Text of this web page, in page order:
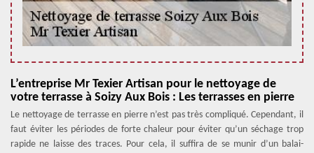
L’entreprise Mr Texier Artisan pour le nettoyage de
votre terrasse à Soizy Aux Bois : Les terrasses en pierre
Le nettoyage de terrasse en pierre n’est pas très compliqué. Cependant, il
faut éviter les périodes de forte chaleur pour éviter qu’un séchage trop
rapide ne laisse des traces. Pour cela, il suffira de se munir d’un balai-